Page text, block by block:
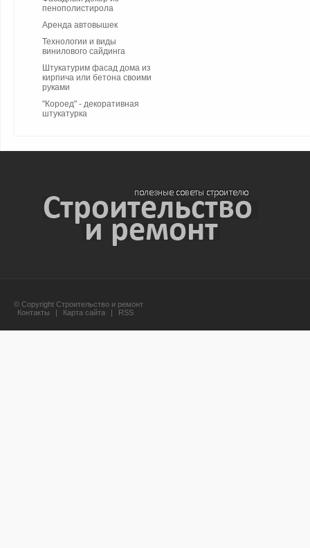
пенополистирола
Аренда автовышек
Технологии и виды
винилового сайдинга
Штукатурим фасад дома из
кирпича или бетона своими
руками
"Короед" - декоративная
штукатурка
© Copyright Строительство и ремонт
Контакты
| Карта сайта | RSS